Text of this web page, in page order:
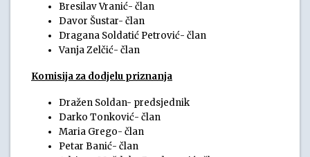
Bresilav Vranić- član
Davor Šustar- član
Dragana Soldatić Petrović- član
Vanja Zelčić- član
Komisija za dodjelu priznanja
Dražen Soldan- predsjednik
Darko Tonković- član
Maria Grego- član
Petar Banić- član